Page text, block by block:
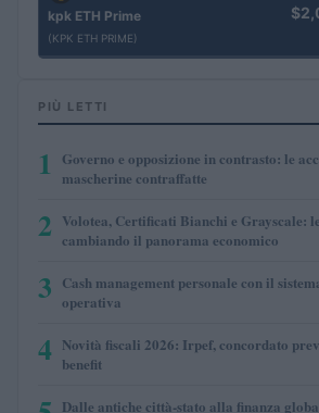
kpk ETH Prime
(KPK ETH PRIME)
PIÙ LETTI
1
Governo e opposizione in contrasto: le
mascherine contraffatte
2 Volotea, Certificati Bianchi e Grayscale:
cambiando il panorama economico
3 Cash management personale con il
operativa
4 Novità fiscali 2026: Irpef, concordato
benefit
Dalle antiche città-stato alla finanza